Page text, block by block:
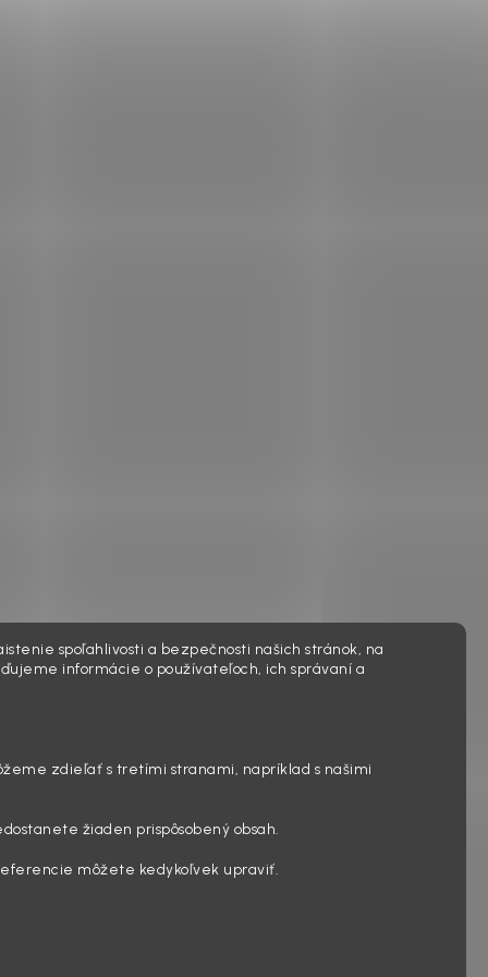
spoľahlivosti a bezpečnosti našich stránok, na
informácie o používateľoch, ich správaní a
zdieľať s tretími stranami, napríklad s našimi
žiaden prispôsobený obsah.
môžete kedykoľvek upraviť.